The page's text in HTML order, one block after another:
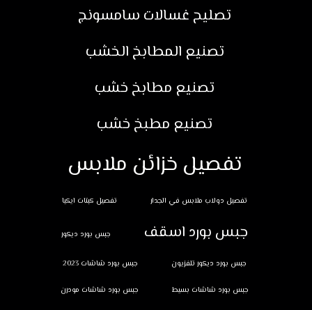
تصليح غسالات سامسونج
تصنيع المطابخ الخشب
تصنيع مطابخ خشب
تصنيع مطبخ خشب
تفصيل خزائن ملابس
تفصيل دولاب ملابس في الجدار تفصيل كبتات ايكيا
جبس بورد اسقف جبس بورد ديكور
جبس بورد ديكور تلفزيون جبس بورد شاشات 2023
جبس بورد شاشات بسيط جبس بورد شاشات مودرن